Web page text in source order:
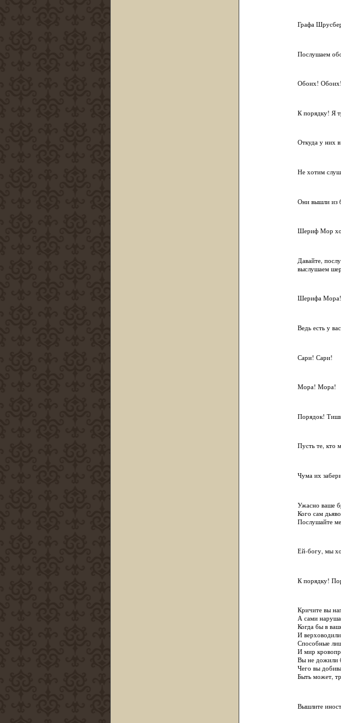
Графа
Послушаем
Обоих!
К порядку! Я
Откуда у них
Не хотим
Они вышли из
Шериф Мор
Давайте,
выслушаем
Шерифа
Ведь есть у
Сари! Сари!
Мора! Мора!
Порядок!
Пусть те, кто
Чума их
Ужасно ваше
Кого сам
Послушайте
Ей-богу, мы
К порядку!
Кричите вы
А сами
Когда бы в
И
Способные
И мир
Вы не дожили
Чего вы
Быть может,
Вышлите